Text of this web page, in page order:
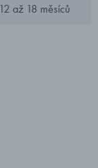
12 až 18 měsíců